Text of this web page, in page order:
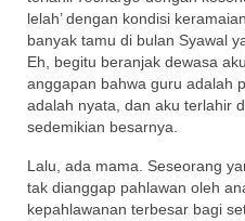
lelah’ dengan kondisi
banyak tamu di bulan Syawal
Eh, begitu beranjak dewasa
anggapan bahwa guru adalah
adalah nyata, dan aku terlahir
sedemikian besarnya.
Lalu, ada mama. Seseorang
tak dianggap pahlawan oleh
kepahlawanan terbesar bagi